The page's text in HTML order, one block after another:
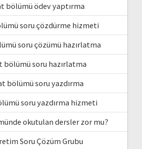
bölümü ödev yaptırma
soru çözdürme hizmeti
soru çözümü hazırlatma
bölümü soru hazırlatma
bölümü soru yazdırma
soru yazdırma hizmeti
okutulan dersler zor mu?
Soru Çözüm Grubu